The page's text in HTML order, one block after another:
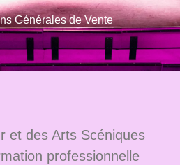
Générales de Vente
et des Arts Scéniques
professionnelle